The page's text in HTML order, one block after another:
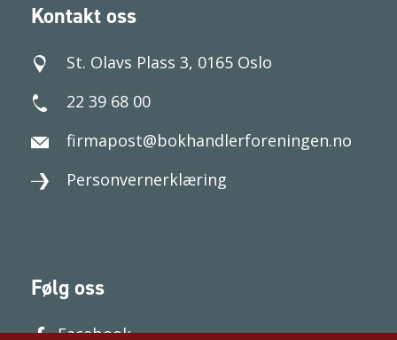
Kontakt oss
St. Olavs Plass 3, 0165 Oslo
22 39 68 00
firmapost@bokhandlerforeningen.no
Personvernerklæring
Følg oss
Facebook